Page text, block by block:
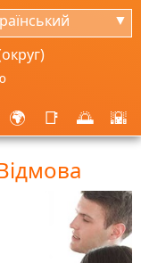
▼
🌍 📑 🌅 🌇